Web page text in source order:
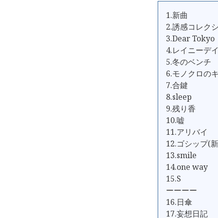
1.新曲
2.誘感コレク
3.Dear Tokyo
4.レイニーデイ
5.冬のベンチ
6.モノクロの
7.合鍵
8.sleep
9.残り香
10.嘘
11.アリバイ
12.ゴシップ(
13.smile
14.one way
15.S
ーーーー
16.日傘
17.妄想日記